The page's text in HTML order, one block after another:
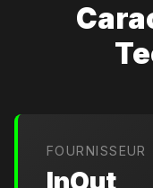
FOURNISSEUR
InOut